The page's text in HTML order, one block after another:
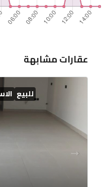
عقارات مشابهة
للبيع